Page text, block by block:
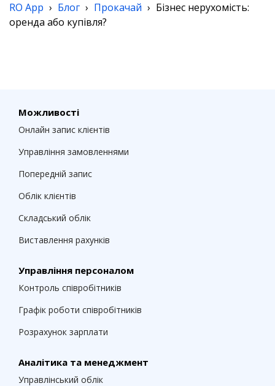
RO App › Блог › Прокачай › Бізнес нерухомість:
оренда або купівля?
Можливості
Онлайн запис клієнтів
Управління замовленнями
Попередній запис
Облік клієнтів
Складський облік
Виставлення рахунків
Управління персоналом
Контроль співробітників
Графік роботи співробітників
Розрахунок зарплати
Аналітика та менеджмент
Управлінський облік